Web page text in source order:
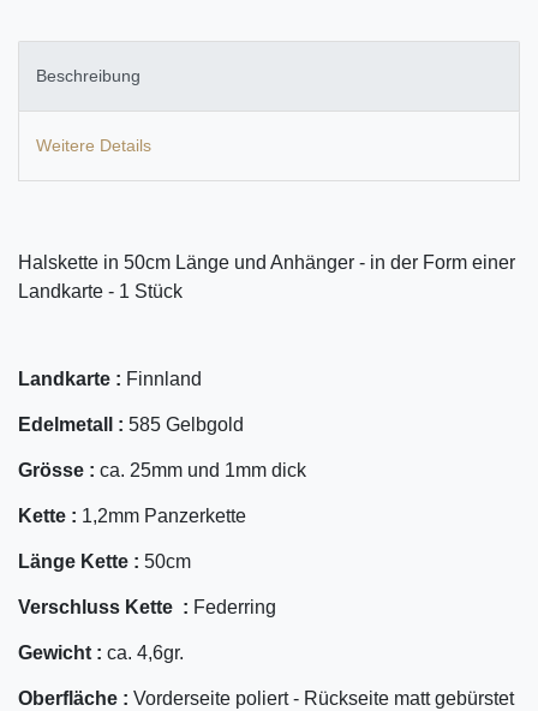
Beschreibung
Weitere Details
Halskette in 50cm Länge und Anhänger - in der Form einer
Landkarte - 1 Stück
Landkarte : Finnland
Edelmetall : 585 Gelbgold
Grösse : ca. 25mm und 1mm dick
Kette : 1,2mm Panzerkette
Länge Kette : 50cm
Verschluss Kette : Federring
Gewicht : ca. 4,6gr.
Oberfläche : Vorderseite poliert - Rückseite matt gebürstet